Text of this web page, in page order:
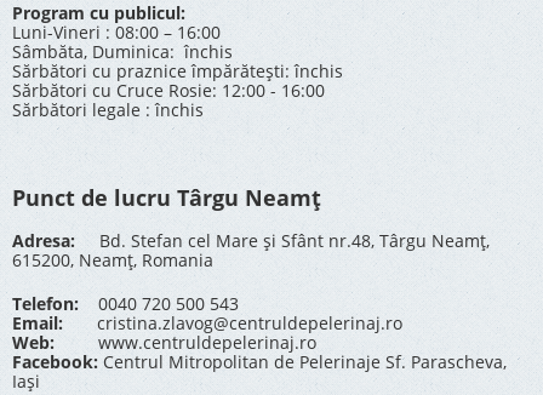
Program cu publicul:
Luni-Vineri : 08:00 – 16:00
Sâmbăta, Duminica: închis
Sărbători cu praznice împărătești: închis
Sărbători cu Cruce Rosie: 12:00 - 16:00
Sărbători legale : închis
Punct de lucru Târgu Neamț
Adresa: Bd. Stefan cel Mare și Sfânt nr.48, Târgu Neamț,
615200, Neamț, Romania
Telefon: 0040 720 500 543
Email:
cristina.zlavog@centruldepelerinaj.ro
Web:
www.centruldepelerinaj.ro
Facebook: Centrul Mitropolitan de Pelerinaje Sf. Parascheva,
Iași